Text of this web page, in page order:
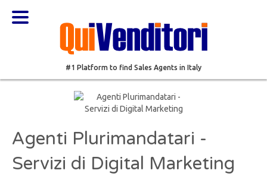
#1 Platform to find Sales Agents in Italy
Agenti Plurimandatari -
Servizi di Digital Marketing